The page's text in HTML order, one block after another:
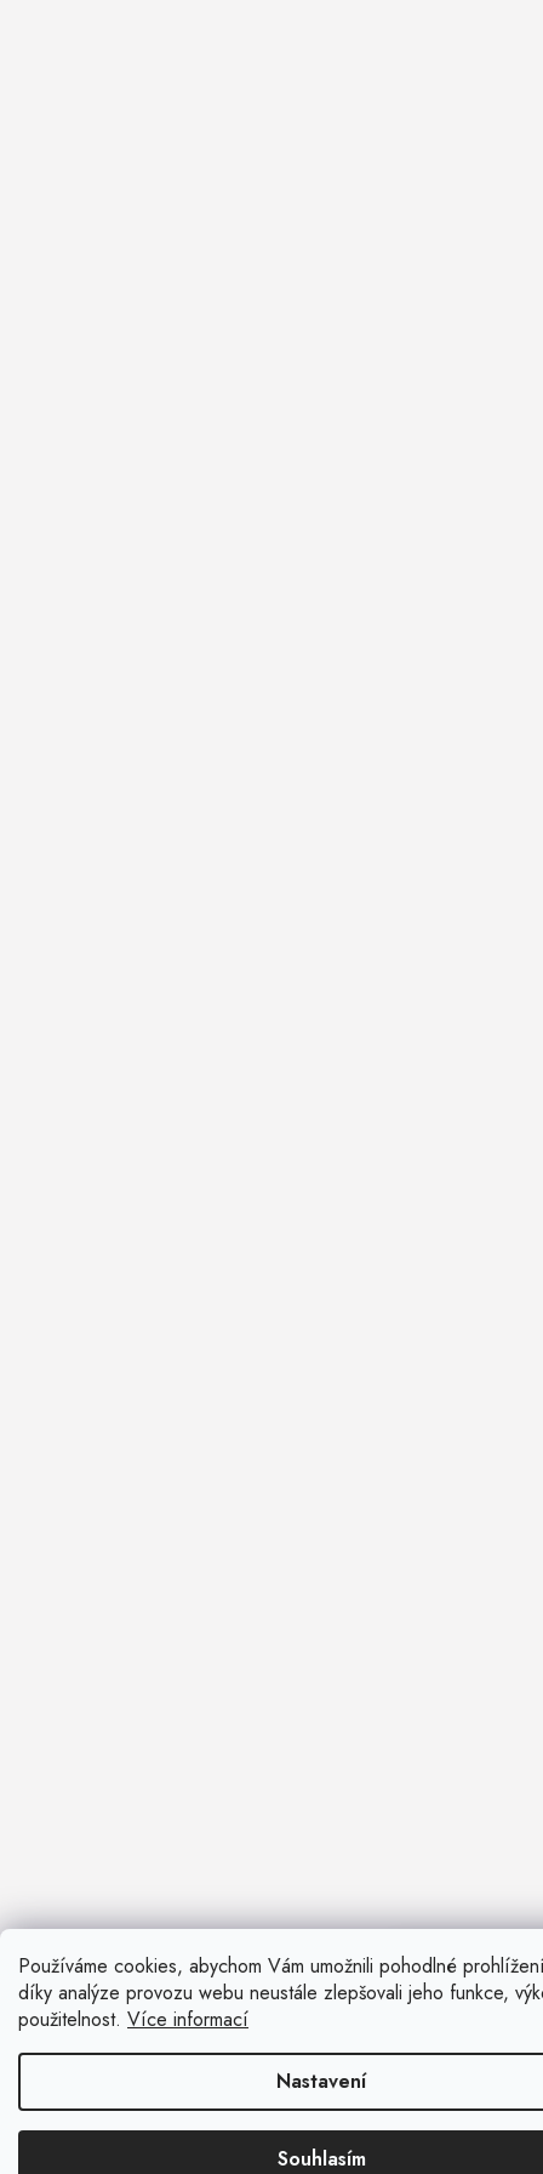
Používáme cookies, abychom Vám umožnili pohodlné
díky analýze provozu webu neustále zlepšovali jeho funkce,
použitelnost. Více informací
Nastavení
Souhlasím
Nevíte si
Rádi vám